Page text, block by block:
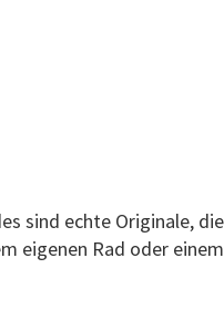
sind echte Originale,
eigenen Rad oder